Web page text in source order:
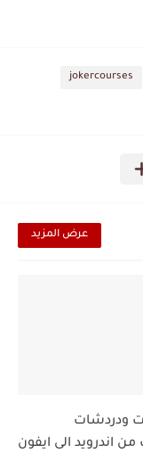
jokercourses
عرض المزيد
ودردشات
من اندرويد الى ايفون